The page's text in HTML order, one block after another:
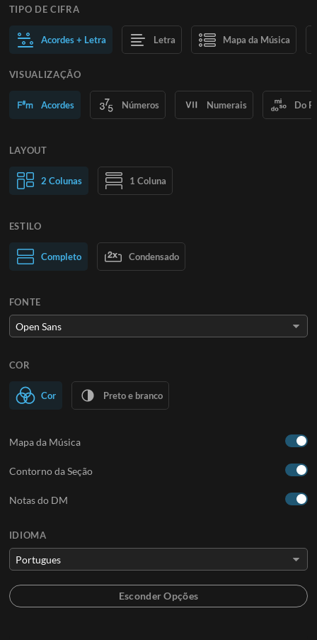
TIPO DE CIFRA
Acordes + Letra Letra Mapa da Música
VISUALIZAÇÃO
Acordes Números Numerais Do
LAYOUT
2 Colunas 1 Coluna
Texto normal Texto grande
ESTILO
Completo Condensado
FONTE
COR
Cor Preto e branco
Mapa da Música
Contorno da Seção
Notas do DM
IDIOMA